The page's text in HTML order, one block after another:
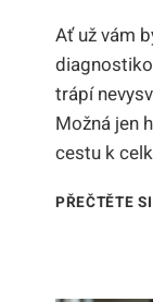
Ať už vám
trápí
Možná jen
cestu k
PŘEČTĚTE